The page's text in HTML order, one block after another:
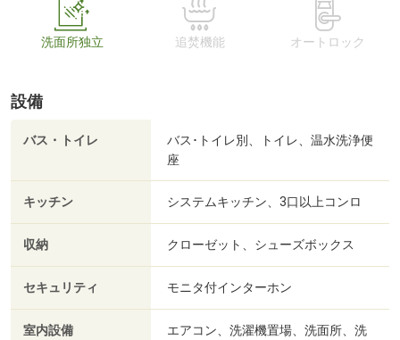
洗面所独立 追焚機能 オートロック
設備
バス・トイレ
バス･トイレ別、トイレ、温水洗浄便
座
キッチン システムキッチン、3口以上コンロ
収納 クローゼット、シューズボックス
セキュリティ モニタ付インターホン
室内設備
エアコン、洗濯機置場、洗面所、洗